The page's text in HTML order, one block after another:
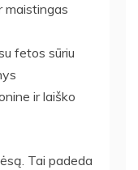
maistingas
fetos sūriu
ir laiško
Tai padeda